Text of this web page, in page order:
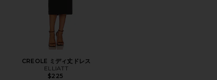
CREOLE ミディ丈ドレス
ELLIATT
$225